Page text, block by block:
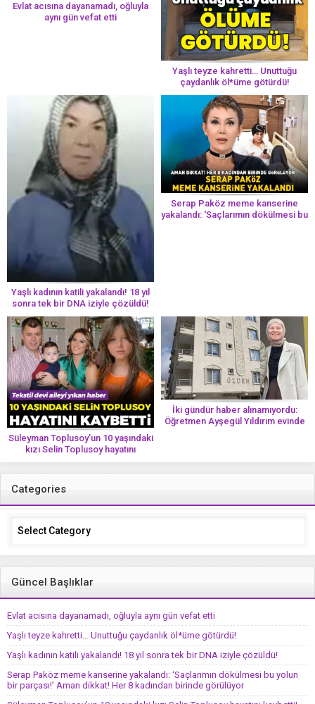
Evlat acısına dayanamadı, oğluyla
aynı gün vefat etti
Yaşlı teyze kahretti… Unuttuğu
çaydanlık öl*üme götürdü!
Yaşlı kadının katili yakalandı! 18 yıl
sonra tek bir DNA iziyle çözüldü!
Serap Paköz meme kanserine
yakalandı: ‘Saçlarımın dökülmesi bu
Süleyman Toplusoy’un 10 yaşındaki
kızı Selin Toplusoy hayatını
kaybetti! ‘Ah dünya güzeli melek’
İki gündür haber alınamıyordu:
Öğretmen Ayşegül Yıldırım evinde
Categories
Categories
Güncel Başlıklar
Evlat acısına dayanamadı, oğluyla aynı gün vefat etti
Yaşlı teyze kahretti… Unuttuğu çaydanlık öl*üme götürdü!
Yaşlı kadının katili yakalandı! 18 yıl sonra tek bir DNA iziyle çözüldü!
Serap Paköz meme kanserine yakalandı: ‘Saçlarımın dökülmesi bu yolun
bir parçası!’ Aman dikkat! Her 8 kadından birinde görülüyor